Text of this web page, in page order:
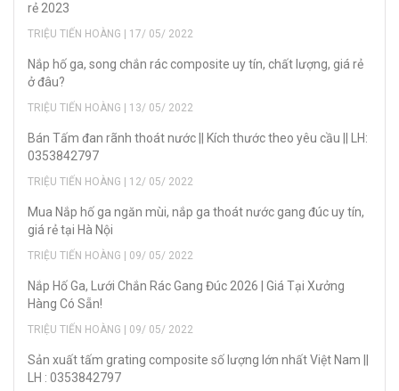
rẻ 2023
TRIỆU TIẾN HOÀNG | 17/ 05/ 2022
Nắp hố ga, song chắn rác composite uy tín, chất lượng, giá rẻ
ở đâu?
TRIỆU TIẾN HOÀNG | 13/ 05/ 2022
Bán Tấm đan rãnh thoát nước || Kích thước theo yêu cầu || LH:
0353842797
TRIỆU TIẾN HOÀNG | 12/ 05/ 2022
Mua Nắp hố ga ngăn mùi, nắp ga thoát nước gang đúc uy tín,
giá rẻ tại Hà Nội
TRIỆU TIẾN HOÀNG | 09/ 05/ 2022
Nắp Hố Ga, Lưới Chắn Rác Gang Đúc 2026 | Giá Tại Xưởng
Hàng Có Sẵn!
TRIỆU TIẾN HOÀNG | 09/ 05/ 2022
Sản xuất tấm grating composite số lượng lớn nhất Việt Nam ||
LH : 0353842797